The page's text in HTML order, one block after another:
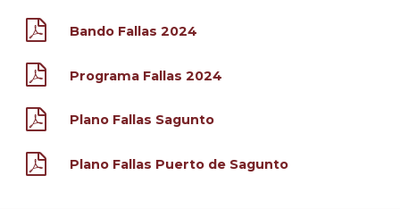
Bando Fallas 2024
Programa Fallas 2024
Plano Fallas Sagunto
Plano Fallas Puerto de Sagunto